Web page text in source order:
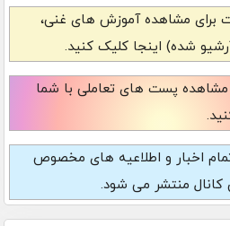
برای مشاهده آموزش های غنی،
شده) اینجا کلیک کنید.
مشاهده پست های تعاملی با شما
اخبار و اطلاعیه های مخصوص
کانال منتشر می شود.